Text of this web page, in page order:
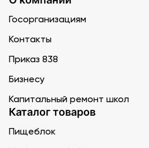
Госорганизациям
Контакты
Приказ 838
Бизнесу
Капитальный ремонт школ
Каталог товаров
Пищеблок